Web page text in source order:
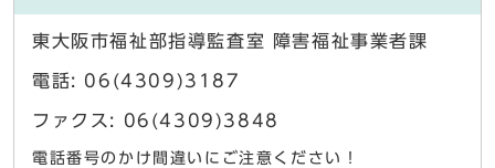
東大阪市福祉部指導監査室 障害福祉事業者課
電話: 06(4309)3187
ファクス: 06(4309)3848
電話番号のかけ間違いにご注意ください！